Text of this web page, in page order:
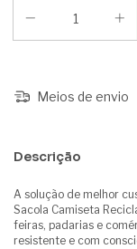
Meios de envio
Descrição
A solução de melhor
Sacola Camiseta
feiras, padarias e
resistente e com